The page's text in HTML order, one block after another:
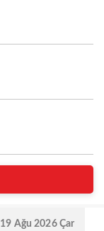
19 Ağu 2026 Çar